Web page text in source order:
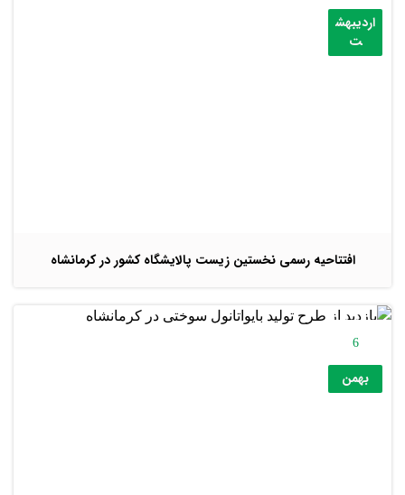
افتتاحیه رسمی نخستین زیست پالایشگاه کشور در کرمانشاه
اردیبهش
ت
6
بهمن